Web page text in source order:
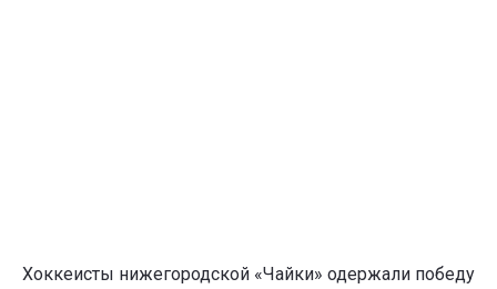
Хоккеисты нижегородской «Чайки» одержали победу